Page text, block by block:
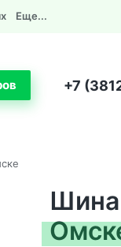
Еще...
+7
Шина